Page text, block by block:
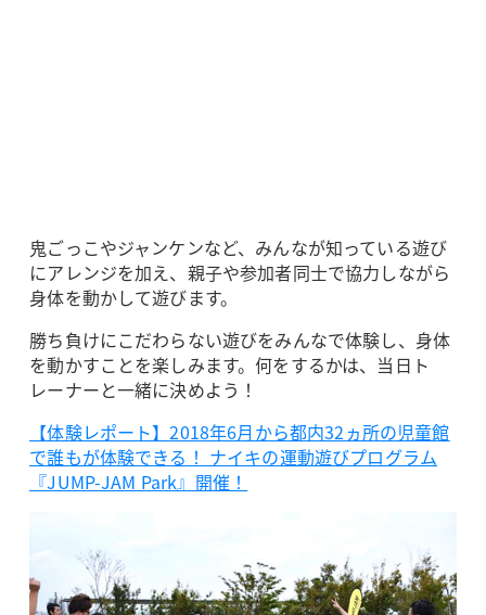
鬼ごっこやジャンケンなど、みんなが知っている遊び
にアレンジを加え、親子や参加者同士で協力しながら
身体を動かして遊びます。
勝ち負けにこだわらない遊びをみんなで体験し、身体
を動かすことを楽しみます。何をするかは、当日ト
レーナーと一緒に決めよう！
【体験レポート】2018年6月から都内32ヵ所の児童館
で誰もが体験できる！ ナイキの運動遊びプログラム
『JUMP-JAM Park』開催！